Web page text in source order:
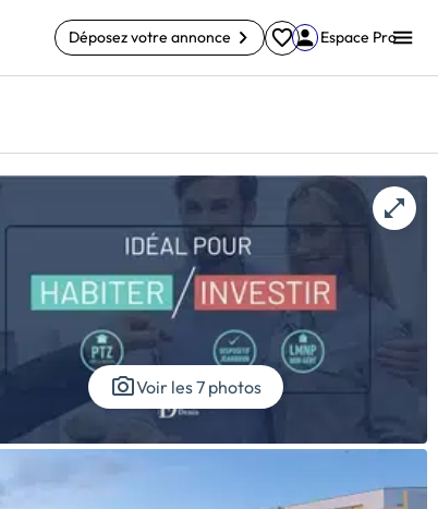
Déposez votre annonce Espace Pro
Voir les 7 photos